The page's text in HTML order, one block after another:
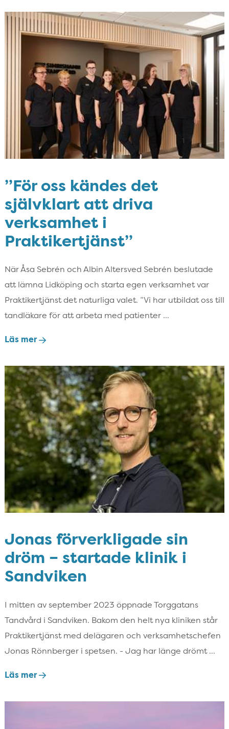
”För oss kändes det
självklart att driva
verksamhet i
Praktikertjänst”
När Åsa Sebrén och Albin Altersved Sebrén beslutade
att lämna Lidköping och starta egen verksamhet var
Praktikertjänst det naturliga valet. ”Vi har utbildat oss till
tandläkare för att arbeta med patienter ...
Läs mer
Jonas förverkligade sin
dröm – startade klinik i
Sandviken
I mitten av september 2023 öppnade Torggatans
Tandvård i Sandviken. Bakom den helt nya kliniken står
Praktikertjänst med delägaren och verksamhetschefen
Jonas Rönnberger i spetsen. - Jag har länge drömt ...
Läs mer